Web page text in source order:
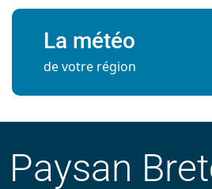
La météo
de votre région
Paysan